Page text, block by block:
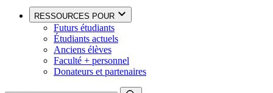
RESSOURCES POUR
Futurs étudiants
Étudiants actuels
Anciens élèves
Faculté + personnel
Donateurs et partenaires